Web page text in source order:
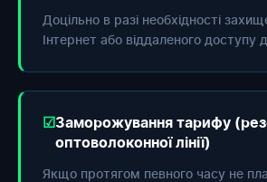
Доцільно в разі необхідності
Інтернет або віддаленого доступу
Заморожування тарифу
оптоволоконної лінії)
Якщо протягом певного часу не